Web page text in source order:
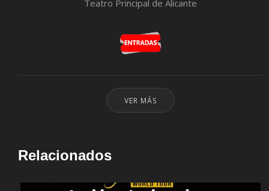
Teatro Principal de Alicante
VER MÁS
Relacionados